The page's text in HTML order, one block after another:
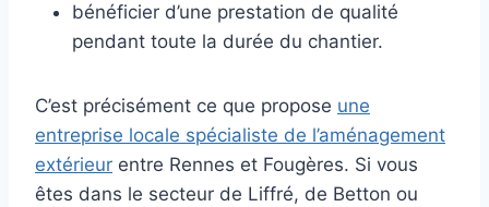
bénéficier d’une prestation de qualité
pendant toute la durée du chantier.
C’est précisément ce que propose une
entreprise locale spécialiste de l’aménagement
extérieur entre Rennes et Fougères. Si vous
êtes dans le secteur de Liffré, de Betton ou